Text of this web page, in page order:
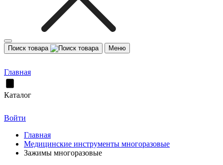
Поиск товара Меню
Главная
Каталог
Войти
Главная
Медицинские инструменты многоразовые
Зажимы многоразовые